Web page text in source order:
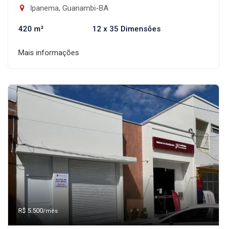
Ipanema, Guanambi-BA
420 m² 12 x 35 Dimensões
Mais informações
R$ 5.500/mês